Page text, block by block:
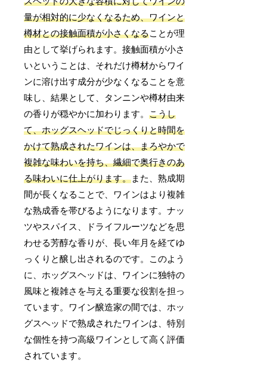
量が相対的に少なくなるため、ワインと
樽材との接触面積が小さくなることが理
由として挙げられます。接触面積が小さ
いということは、それだけ樽材からワイ
ンに溶け出す成分が少なくなることを意
味し、結果として、タンニンや樽材由来
の香りが穏やかに加わります。こうし
て、ホッグスヘッドでじっくりと時間を
かけて熟成されたワインは、まろやかで
複雑な味わいを持ち、繊細で奥行きのあ
る味わいに仕上がります。また、熟成期
間が長くなることで、ワインはより複雑
な熟成香を帯びるようになります。ナッ
ツやスパイス、ドライフルーツなどを思
わせる芳醇な香りが、長い年月を経てゆ
っくりと醸し出されるのです。このよう
に、ホッグスヘッドは、ワインに独特の
風味と複雑さを与える重要な役割を担っ
ています。ワイン醸造家の間では、ホッ
グスヘッドで熟成されたワインは、特別
な個性を持つ高級ワインとして高く評価
されています。